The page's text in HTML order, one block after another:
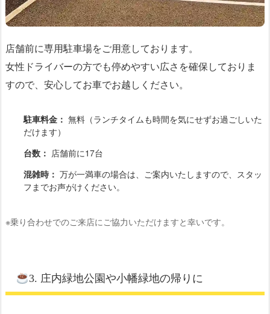
店舗前に専用駐車場をご用意しております。
女性ドライバーの方でも停めやすい広さを確保しておりま
すので、安心してお車でお越しください。
駐車料金： 無料（ランチタイムも時間を気にせずお過ごしいた
だけます）
台数： 店舗前に17台
混雑時： 万が一満車の場合は、ご案内いたしますので、スタッ
フまでお声がけください。
※乗り合わせでのご来店にご協力いただけますと幸いです。
3. 庄内緑地公園や小幡緑地の帰りに